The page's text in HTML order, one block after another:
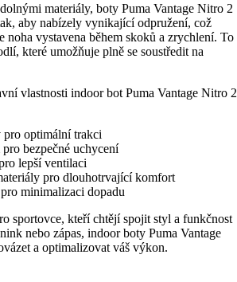
materiály, boty Puma Vantage Nitro 2
aby nabízely vynikající odpružení, což
noha vystavena během skoků a zrychlení. To
které umožňuje plně se soustředit na
vlastnosti indoor bot Puma Vantage Nitro 2
pro optimální trakci
bezpečné uchycení
lepší ventilaci
pro dlouhotrvající komfort
minimalizaci dopadu
sportovce, kteří chtějí spojit styl a funkčnost
nebo zápas, indoor boty Puma Vantage
a optimalizovat váš výkon.